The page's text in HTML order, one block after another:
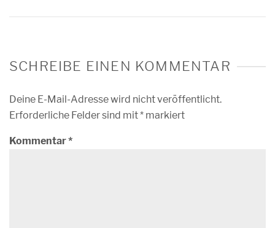
SCHREIBE EINEN KOMMENTAR
Deine E-Mail-Adresse wird nicht veröffentlicht.
Erforderliche Felder sind mit* markiert
Kommentar*